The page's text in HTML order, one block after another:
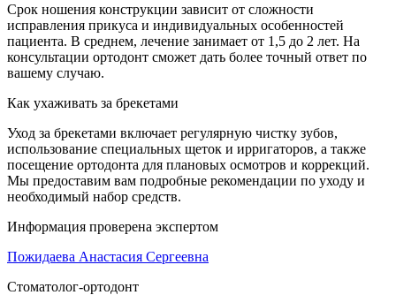
Срок ношения конструкции зависит от сложности
исправления прикуса и индивидуальных особенностей
пациента. В среднем, лечение занимает от 1,5 до 2 лет. На
консультации ортодонт сможет дать более точный ответ по
вашему случаю.
Как ухаживать за брекетами
Уход за брекетами включает регулярную чистку зубов,
использование специальных щеток и ирригаторов, а также
посещение ортодонта для плановых осмотров и коррекций.
Мы предоставим вам подробные рекомендации по уходу и
необходимый набор средств.
Информация проверена экспертом
Пожидаева Анастасия Сергеевна
Стоматолог-ортодонт